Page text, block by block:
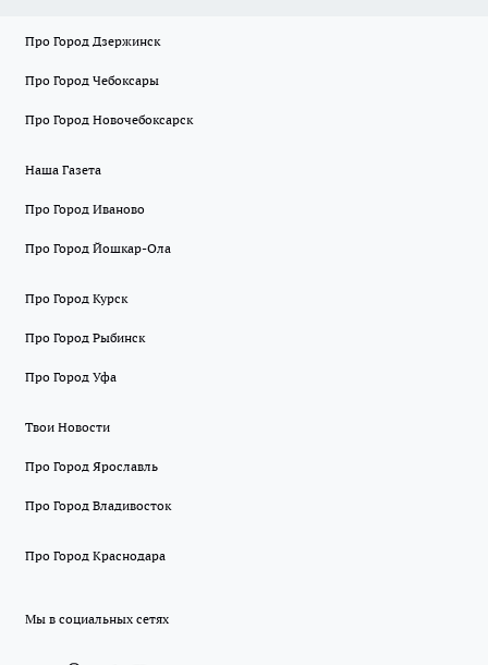
Про Город Дзержинск
Про Город Чебоксары
Про Город Новочебоксарск
Наша Газета
Про Город Иваново
Про Город Йошкар-Ола
Про Город Курск
Про Город Рыбинск
Про Город Уфа
Твои Новости
Про Город Ярославль
Про Город Владивосток
Про Город Краснодара
Мы в социальных сетях